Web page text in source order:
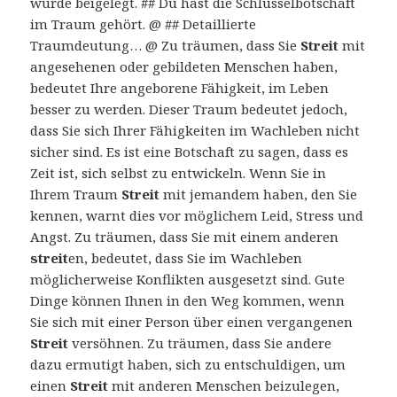
im Traum gehört. @ ## Detaillierte
Traumdeutung… @ Zu träumen, dass Sie Streit mit
angesehenen oder gebildeten Menschen haben,
bedeutet Ihre angeborene Fähigkeit, im Leben
besser zu werden. Dieser Traum bedeutet jedoch,
dass Sie sich Ihrer Fähigkeiten im Wachleben nicht
sicher sind. Es ist eine Botschaft zu sagen, dass es
Zeit ist, sich selbst zu entwickeln. Wenn Sie in
Ihrem Traum Streit mit jemandem haben, den Sie
kennen, warnt dies vor möglichem Leid, Stress und
Angst. Zu träumen, dass Sie mit einem anderen
streiten, bedeutet, dass Sie im Wachleben
möglicherweise Konflikten ausgesetzt sind. Gute
Dinge können Ihnen in den Weg kommen, wenn
Sie sich mit einer Person über einen vergangenen
Streit versöhnen. Zu träumen, dass Sie andere
dazu ermutigt haben, sich zu entschuldigen, um
einen Streit mit anderen Menschen beizulegen,